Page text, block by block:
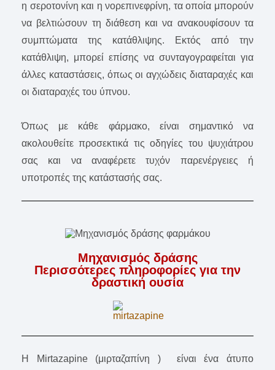
η σεροτονίνη και η νορεπινεφρίνη, τα οποία μπορούν
να βελτιώσουν τη διάθεση και να ανακουφίσουν τα
συμπτώματα της κατάθλιψης. Εκτός από την
κατάθλιψη, μπορεί επίσης να συνταγογραφείται για
άλλες καταστάσεις, όπως οι αγχώδεις διαταραχές και
οι διαταραχές του ύπνου.
Όπως με κάθε φάρμακο, είναι σημαντικό να
ακολουθείτε προσεκτικά τις οδηγίες του ψυχιάτρου
σας και να αναφέρετε τυχόν παρενέργειες ή
υποτροπές της κατάστασής σας.
Μηχανισμός δράσης
Περισσότερες πληροφορίες για την
δραστική ουσία
Η Mirtazapine (μιρταζαπίνη ) είναι ένα άτυπο